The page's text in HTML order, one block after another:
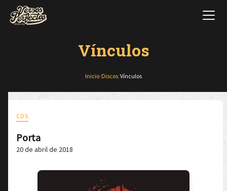
Vínculos
Inicio Discos Vínculos
CDS
Porta
20 de abril de 2018